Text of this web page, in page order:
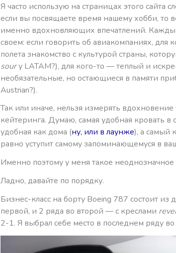
Я часто использую на страницах этого сайта
если вы посвящаете время нашему хобби, то
именно вдохновляющих впечатлений.
своем: если говорить об авиакомпаниях, для
полета знакомство с культурой страны,
sourу LATAM?), для кого-то — теплый и
необязательные, но остающиеся в памяти
Austrian?).
Так или иначе, нельзя измерять
кейтеринга. Думаю, самая удобная кровать в
удобная как дома (ну, или в лаунже), а самый
равно уступит самому запоминающемуся в
Именно поэтому у меня такое
Ладно, давайте по порядку.
Бизнес-класс на борту Boeing 787 состоит
первой, и 2 ряда во второй — с креслами
2-1. Я выбрал себе место в последнем ряду